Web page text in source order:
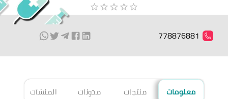
778876881
معلومات منتجات مدونات المنشآت